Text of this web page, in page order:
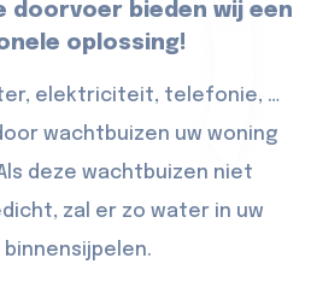
doorvoer bieden wij een
oplossing!
elektriciteit, telefonie, …
wachtbuizen uw woning
deze wachtbuizen niet
zal er zo water in uw
binnensijpelen.